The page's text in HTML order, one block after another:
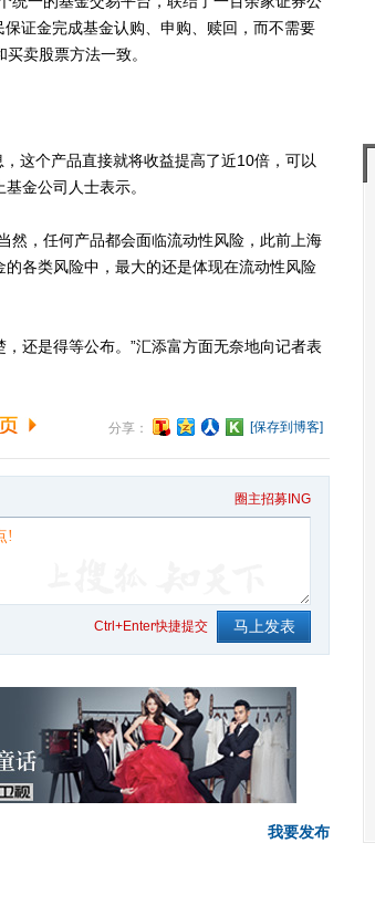
证金完成基金认购、申购、赎回，而不需要
卖股票方法一致。
这个产品直接就将收益提高了近10倍，可以
金公司人士表示。
，任何产品都会面临流动性风险，此前上海
各类风险中，最大的还是体现在流动性风险
还是得等公布。”汇添富方面无奈地向记者表
分享： [保存到博客]
圈主招募ING
Ctrl+Enter快捷提交
我要发布